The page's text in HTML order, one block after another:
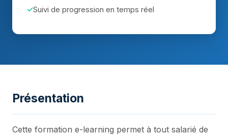
Suivi de progression en temps réel
Présentation
Cette formation e-learning permet à tout salarié de